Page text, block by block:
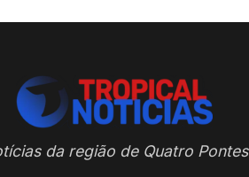
da região de Quatro Pontes